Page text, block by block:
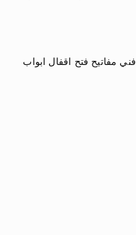
فتح ابواب سيارات الكويت 50805535 فني مفاتيح فتح اقفال ابواب